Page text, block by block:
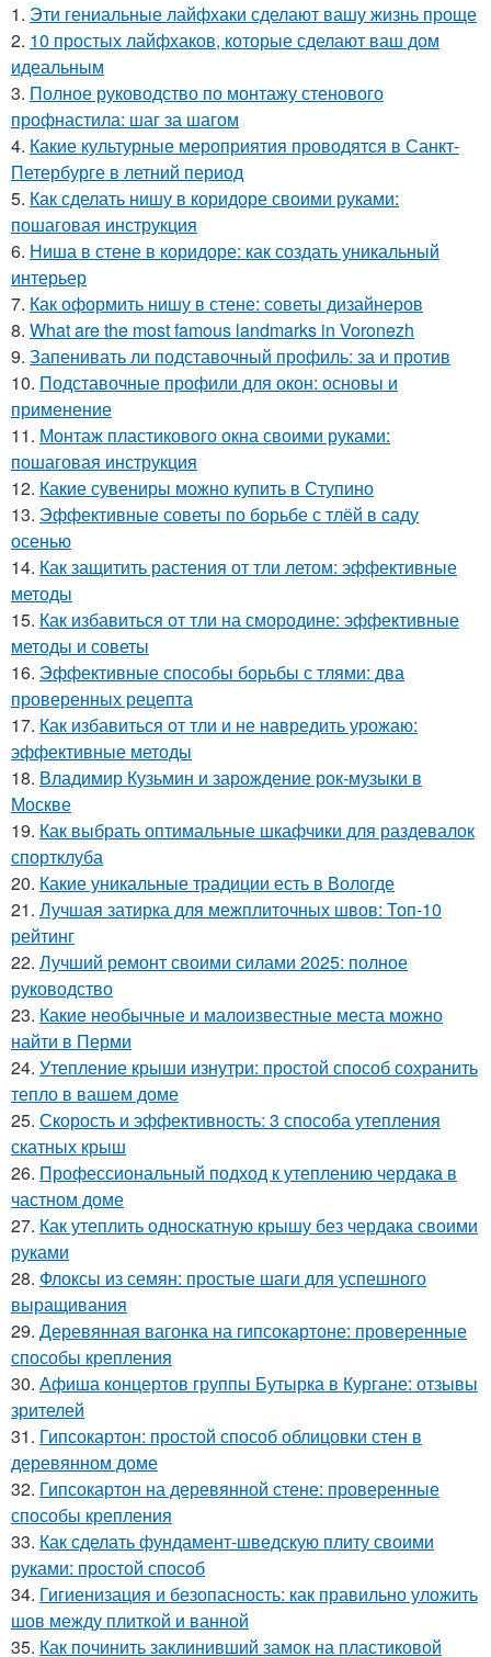
1. Эти гениальные лайфхаки сделают вашу жизнь проще
2. 10 простых лайфхаков, которые сделают ваш дом
идеальным
3. Полное руководство по монтажу стенового
профнастила: шаг за шагом
4. Какие культурные мероприятия проводятся в Санкт-
Петербурге в летний период
5. Как сделать нишу в коридоре своими руками:
пошаговая инструкция
6. Ниша в стене в коридоре: как создать уникальный
интерьер
7. Как оформить нишу в стене: советы дизайнеров
8. What are the most famous landmarks in Voronezh
9. Запенивать ли подставочный профиль: за и против
10. Подставочные профили для окон: основы и
применение
11. Монтаж пластикового окна своими руками:
пошаговая инструкция
12. Какие сувениры можно купить в Ступино
13. Эффективные советы по борьбе с тлёй в саду
осенью
14. Как защитить растения от тли летом: эффективные
методы
15. Как избавиться от тли на смородине: эффективные
методы и советы
16. Эффективные способы борьбы с тлями: два
проверенных рецепта
17. Как избавиться от тли и не навредить урожаю:
эффективные методы
18. Владимир Кузьмин и зарождение рок-музыки в
Москве
19. Как выбрать оптимальные шкафчики для раздевалок
спортклуба
20. Какие уникальные традиции есть в Вологде
21. Лучшая затирка для межплиточных швов: Топ-10
рейтинг
22. Лучший ремонт своими силами 2025: полное
руководство
23. Какие необычные и малоизвестные места можно
найти в Перми
24. Утепление крыши изнутри: простой способ сохранить
тепло в вашем доме
25. Скорость и эффективность: 3 способа утепления
скатных крыш
26. Профессиональный подход к утеплению чердака в
частном доме
27. Как утеплить односкатную крышу без чердака своими
руками
28. Флоксы из семян: простые шаги для успешного
выращивания
29. Деревянная вагонка на гипсокартоне: проверенные
способы крепления
30. Афиша концертов группы Бутырка в Кургане: отзывы
зрителей
31. Гипсокартон: простой способ облицовки стен в
деревянном доме
32. Гипсокартон на деревянной стене: проверенные
способы крепления
33. Как сделать фундамент-шведскую плиту своими
руками: простой способ
34. Гигиенизация и безопасность: как правильно уложить
шов между плиткой и ванной
35. Как починить заклинивший замок на пластиковой